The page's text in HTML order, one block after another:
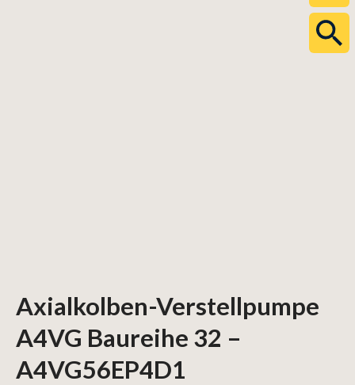
Axialkolben-Verstellpumpe
A4VG Baureihe 32 –
A4VG56EP4D1